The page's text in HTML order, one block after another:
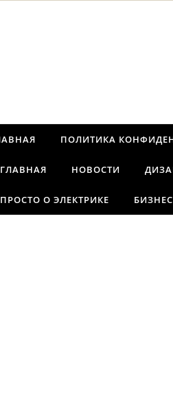
ПОЛИТИКА
ГЛАВНАЯ НОВОСТИ
ПРОСТО О ЭЛЕКТРИКЕ